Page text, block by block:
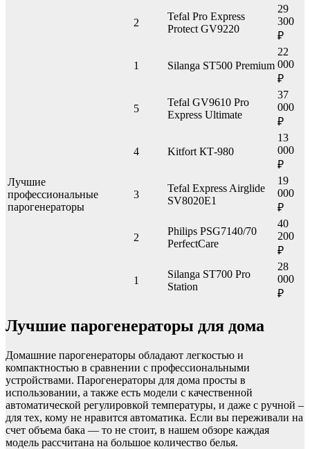
2
Tefal Pro Express
Protect GV9220
29
300
₽
1 Silanga ST500 Premium
22
000
₽
Лучшие
профессиональные
парогенераторы
5
Tefal GV9610 Pro
Express Ultimate
37
000
₽
4 Kitfort КТ-980
13
000
₽
3
Tefal Express Airglide
SV8020E1
19
000
₽
2
Philips PSG7140/70
PerfectCare
40
200
₽
1
Silanga ST700 Pro
Station
28
000
₽
Лучшие парогенераторы для дома
Домашние парогенераторы обладают легкостью и
компактностью в сравнении с профессиональными
устройствами. Парогенераторы для дома просты в
использовании, а также есть модели с качественной
автоматической регулировкой температуры, и даже с ручной –
для тех, кому не нравится автоматика. Если вы переживали на
счет объема бака — то не стоит, в нашем обзоре каждая
модель рассчитана на большое количество белья.